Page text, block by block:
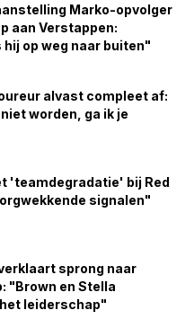
Marko-opvolger
aan Verstappen:
op weg naar buiten"
alvast compleet af:
worden, ga ik je
'teamdegradatie' bij Red
signalen"
sprong naar
"Brown en Stella
leiderschap"